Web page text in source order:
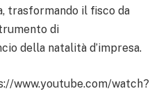
trasformando il fisco da
di
della natalità d’impresa.
www.youtube.com/watch?